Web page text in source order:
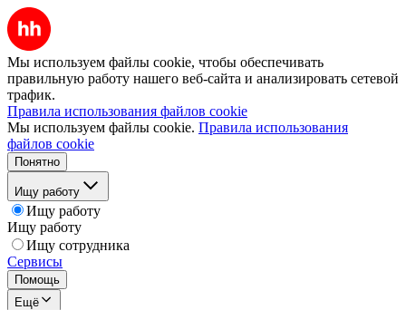
Мы используем файлы cookie, чтобы обеспечивать
правильную работу нашего веб-сайта и анализировать сетевой
трафик.
Правила использования файлов cookie
Мы используем файлы cookie. Правила использования
файлов cookie
Понятно
Ищу работу
Ищу работу
Ищу работу
Ищу сотрудника
Сервисы
Помощь
Ещё